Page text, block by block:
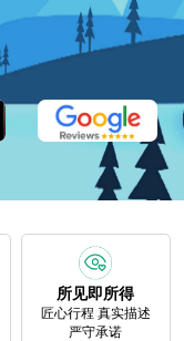
所见即所得
匠心行程 真实描述
严守承诺